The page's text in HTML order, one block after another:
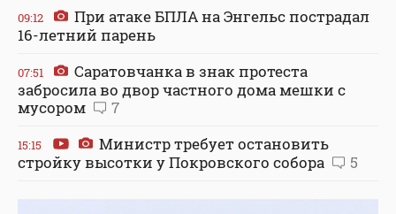
09:12
При атаке БПЛА на Энгельс пострадал
16-летний парень
07:51
Саратовчанка в знак протеста
забросила во двор частного дома мешки с
мусором
7
15:15
Министр требует остановить
стройку высотки у Покровского собора
5